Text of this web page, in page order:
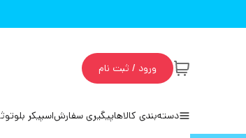
ورود / ثبت نام
دسته‌بندی کالاهاپیگیری سفارشاسپیکر